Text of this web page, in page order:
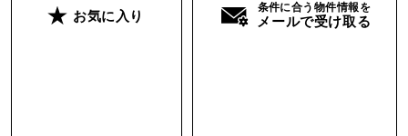
お気に入り
条件に合う物件情報を
メールで受け取る